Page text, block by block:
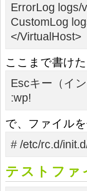
ErrorLog logs/
CustomLog
</VirtualHost>
ここまで書けた
Escキー（イ
:wp!
で、ファイル
# /etc/rc.d/
テストファ